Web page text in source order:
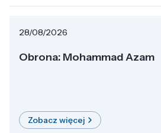
28/08/2026
Obrona: Mohammad Azam
Zobacz więcej